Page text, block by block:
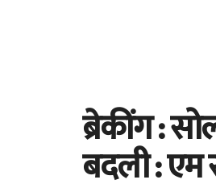
ब्रेकींग :
बदली :